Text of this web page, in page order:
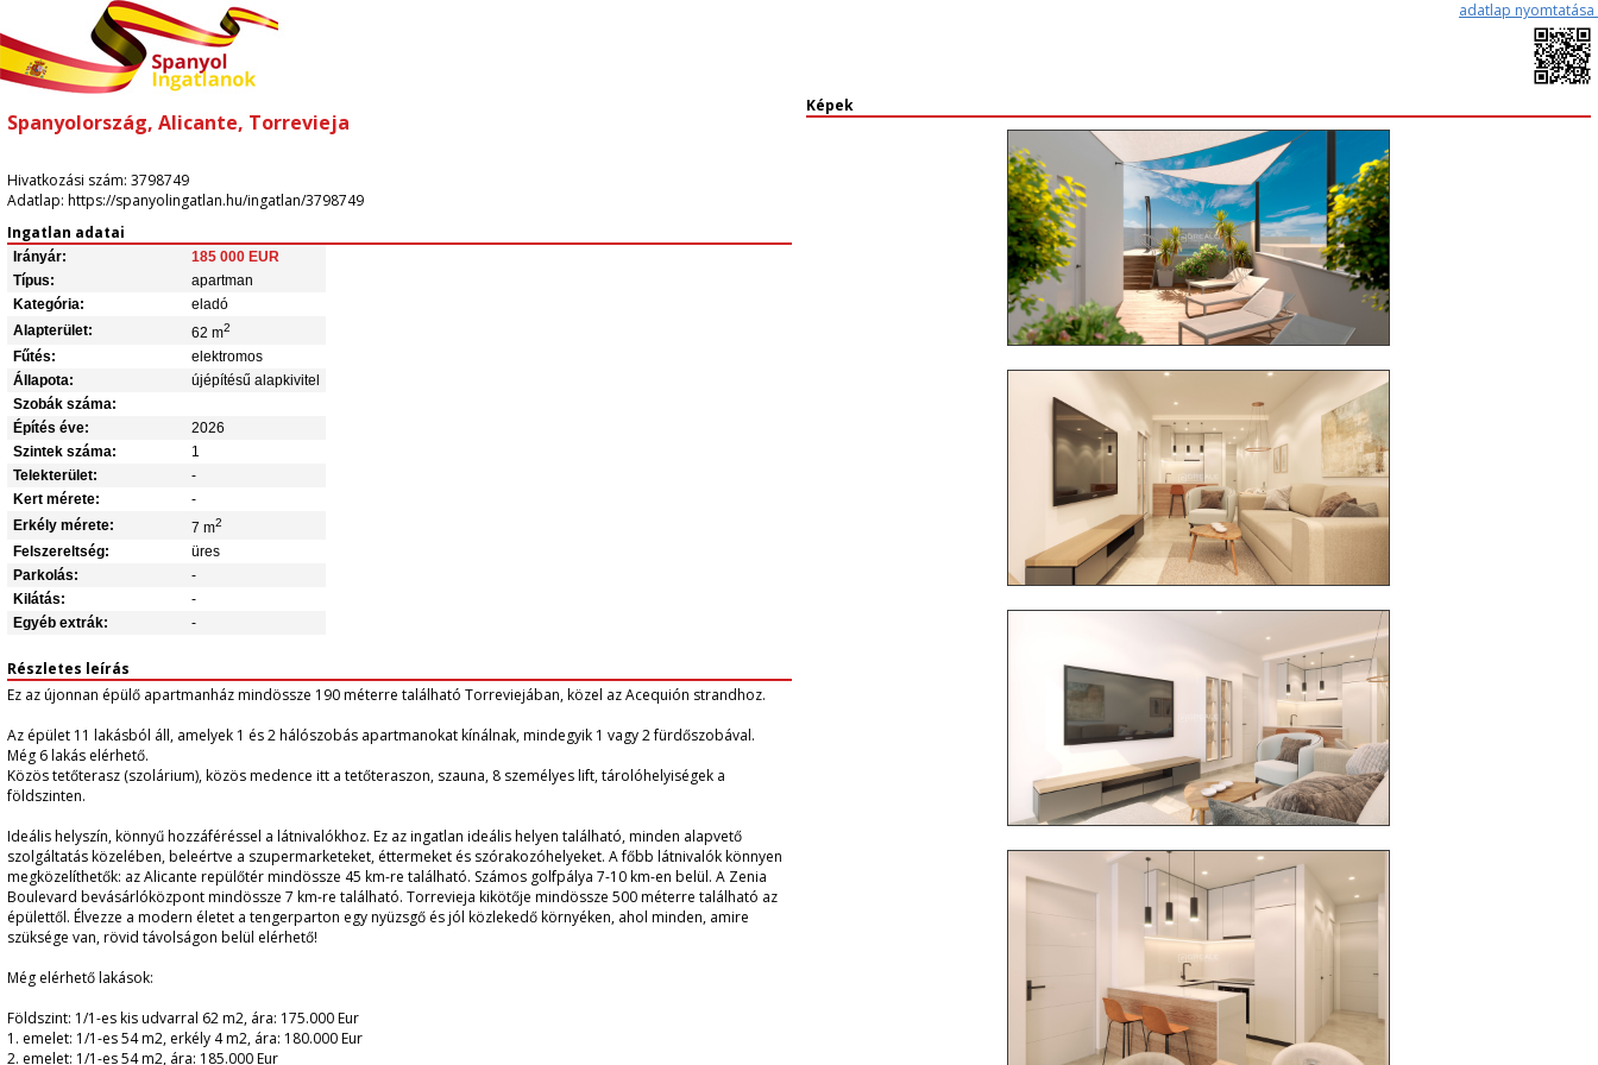
adatlap nyomtatása
Spanyolország, Alicante, Torrevieja
Hivatkozási szám: 3798749
Adatlap: https://spanyolingatlan.hu/ingatlan/3798749
Ingatlan adatai
Irányár:
185 000 EUR
Típus:
apartman
Kategória:
eladó
Alapterület:
62 m2
Fűtés:
elektromos
Állapota:
újépítésű alapkivitel
Szobák száma:
Építés éve:
2026
Szintek száma:
1
Telekterület:
-
Kert mérete:
-
Erkély mérete:
7 m2
Felszereltség:
üres
Parkolás:
-
Kilátás:
-
Egyéb extrák:
-
Részletes leírás
Ez az újonnan épülő apartmanház mindössze 190 méterre található Torreviejában, közel az Acequión strandhoz.
Az épület 11 lakásból áll, amelyek 1 és 2 hálószobás apartmanokat kínálnak, mindegyik 1 vagy 2 fürdőszobával.
Még 6 lakás elérhető.
Közös tetőterasz (szolárium), közös medence itt a tetőteraszon, szauna, 8 személyes lift, tárolóhelyiségek a
földszinten.
Ideális helyszín, könnyű hozzáféréssel a látnivalókhoz. Ez az ingatlan ideális helyen található, minden alapvető
szolgáltatás közelében, beleértve a szupermarketeket, éttermeket és szórakozóhelyeket. A főbb látnivalók könnyen
megközelíthetők: az Alicante repülőtér mindössze 45 km-re található. Számos golfpálya 7-10 km-en belül. A Zenia
Boulevard bevásárlóközpont mindössze 7 km-re található. Torrevieja kikötője mindössze 500 méterre található az
épülettől. Élvezze a modern életet a tengerparton egy nyüzsgő és jól közlekedő környéken, ahol minden, amire
szüksége van, rövid távolságon belül elérhető!
Még elérhető lakások:
Földszint: 1/1-es kis udvarral 62 m2, ára: 175.000 Eur
1. emelet: 1/1-es 54 m2, erkély 4 m2, ára: 180.000 Eur
2. emelet: 1/1-es 54 m2, ára: 185.000 Eur
Képek